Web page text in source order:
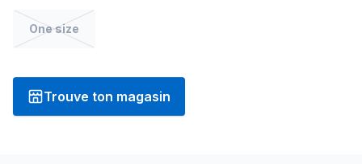
One size
Trouve ton magasin